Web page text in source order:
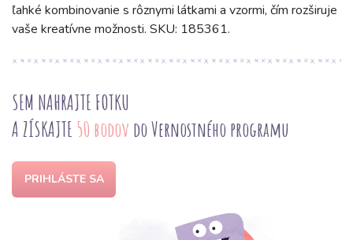
ľahké kombinovanie s rôznymi látkami a vzormi, čím rozširuje
vaše kreatívne možnosti. SKU: 185361.
SEM NAHRAJTE FOTKU
A ZÍSKAJTE 50 bodov do Vernostného programu
PRIHLÁSTE SA